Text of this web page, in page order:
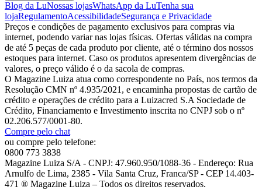
Blog da LuNossas lojasWhatsApp da LuTenha sua
lojaRegulamentoAcessibilidadeSegurança e Privacidade
Preços e condições de pagamento exclusivos para compras via
internet, podendo variar nas lojas físicas. Ofertas válidas na compra
de até 5 peças de cada produto por cliente, até o término dos nossos
estoques para internet. Caso os produtos apresentem divergências de
valores, o preço válido é o da sacola de compras.
O Magazine Luiza atua como correspondente no País, nos termos da
Resolução CMN nº 4.935/2021, e encaminha propostas de cartão de
crédito e operações de crédito para a Luizacred S.A Sociedade de
Crédito, Financiamento e Investimento inscrita no CNPJ sob o nº
02.206.577/0001-80.
Compre pelo chat
ou compre pelo telefone:
0800 773 3838
Magazine Luiza S/A - CNPJ: 47.960.950/1088-36 - Endereço: Rua
Arnulfo de Lima, 2385 - Vila Santa Cruz, Franca/SP - CEP 14.403-
471 ® Magazine Luiza – Todos os direitos reservados.